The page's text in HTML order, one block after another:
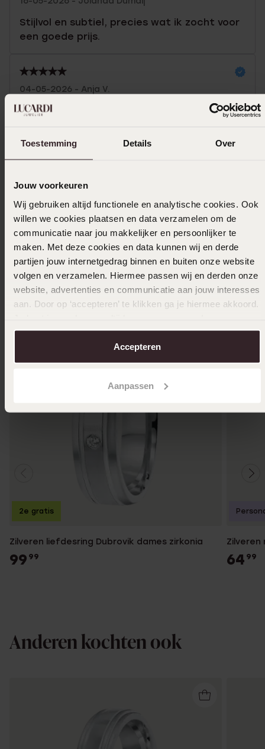
Toestemming Details Over
Jouw voorkeuren
Wij gebruiken altijd functionele en analytische cookies. Ook
willen we cookies plaatsen en data verzamelen om de
communicatie naar jou makkelijker en persoonlijker te
maken. Met deze cookies en data kunnen wij en derde
partijen jouw internetgedrag binnen en buiten onze website
volgen en verzamelen. Hiermee passen wij en derden onze
website, advertenties en communicatie aan jouw interesses
aan. Door op ‘accepteren’ te klikken ga je hiermee akkoord.
over in onscookiebeleid.
Accepteren
Aanpassen
Stijlvol en subtiel, precies wat ik zocht voor
een goede prijs.
04-05-2026 - Anja V.
Vind hem prachtig ik had ervoor
geluk. Ik draag hem alleen in het weekend
Selecteer maat & bestel
Ook leuk voor jou
Zilveren liefdesring Dubrovik dames zirkonia
99 99
2e gratis
64 99
Anderen kochten ook